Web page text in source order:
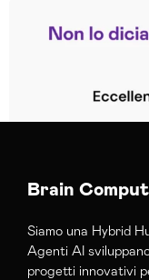
Trustpilot
Brain
Siamo una Hybrid
Agenti AI
progetti innovativi